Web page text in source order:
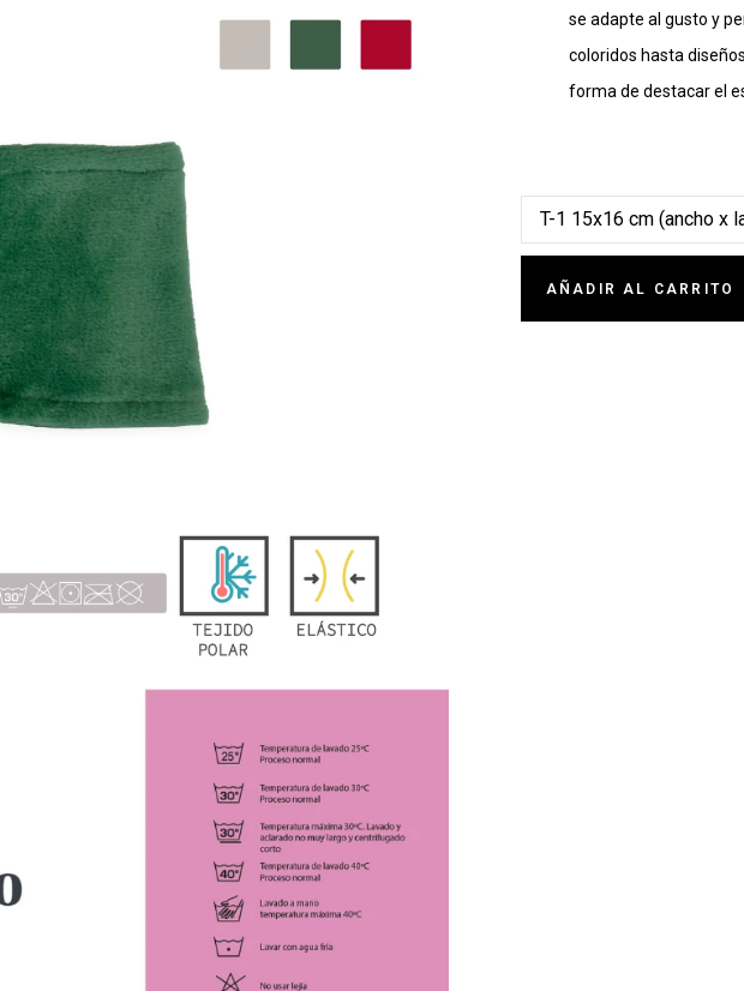
se adapte al gusto y
coloridos hasta
forma de destacar el
AÑADIR AL CARRITO